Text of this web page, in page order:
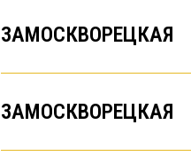
ЗАМОСКВОРЕЦКАЯ
ЗАМОСКВОРЕЦКАЯ